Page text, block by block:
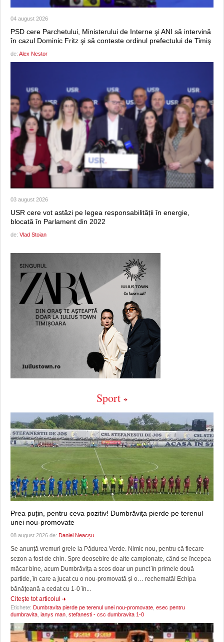
04 august 2026
PSD cere Parchetului, Ministerului de Interne şi ANI să intervină
în cazul Dominic Fritz şi să conteste ordinul prefectului de Timiş
de: Alex Nestor
03 august 2026
USR cere vot astăzi pe legea responsabilității în energie,
blocată în Parlament din 2022
de: Vlad Stoian
Sport
Prea puțin, pentru ceva pozitiv! Dumbrăvița pierde pe terenul
unei nou-promovate
08 august 2026 de: Daniel Neacșu
Se anunță vremuri grele la Pădurea Verde. Nimic nou, pentru că fiecare
sezon a fost de chin. Spre deosebire de alte campionate, când se începea
măcar bine, acum Dumbrăvița a scos doar un punct în primele două
partide, în care a jucat cu o nou-promovată și o… rechemată! Echipa
bănățeană a cedat cu 1-0 în...
Citeşte tot articolul
Etichete: Dumbravita pierde pe terenul unei nou-promovate esec pentru
dumbravita ianys man stefanesti - csc dumbravita 1-0